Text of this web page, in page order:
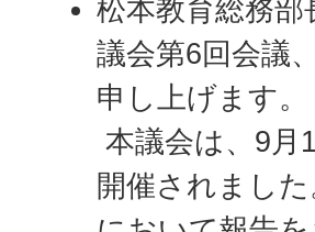
松本教育総務
議会第6回会議
申し上げます。
本議会は、9月
開催されまし